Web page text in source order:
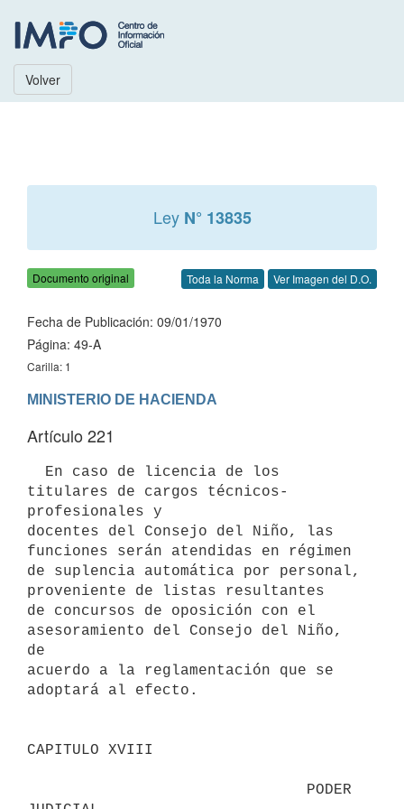
Volver
Ley N° 13835
Documento original Toda la Norma Ver Imagen del D.O.
Fecha de Publicación: 09/01/1970
Página: 49-A
Carilla: 1
MINISTERIO DE HACIENDA
Artículo 221
titulares de cargos técnicos-
profesionales y
docentes del Consejo del Niño, las
funciones serán atendidas en régimen
de suplencia automática por personal,
proveniente de listas resultantes
de concursos de oposición con el
asesoramiento del Consejo del Niño,
de
acuerdo a la reglamentación que se
adoptará al efecto.
CAPITULO XVIII